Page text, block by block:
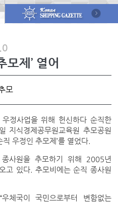
모제’ 열어
모
정사업을 위해 헌신하다 순직한
지식경제공무원교육원 추모공원
우정인 추모제’를 열었다.
사원을 추모하기 위해 2005년
고 있다. 추모비에는 순직 종사원
체국이 국민으로부터 변함없는